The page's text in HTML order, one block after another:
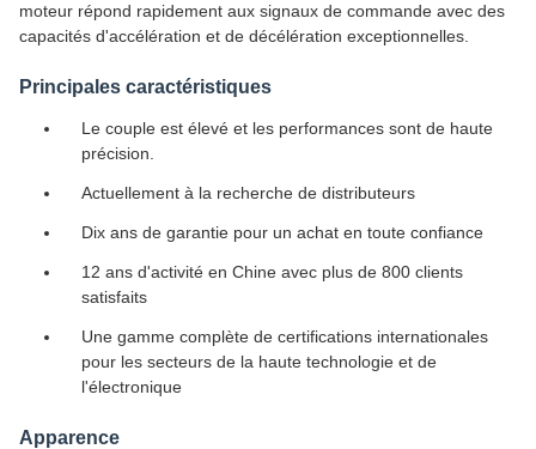
moteur répond rapidement aux signaux de commande avec des
capacités d'accélération et de décélération exceptionnelles.
Principales caractéristiques
Le couple est élevé et les performances sont de haute
précision.
Actuellement à la recherche de distributeurs
Dix ans de garantie pour un achat en toute confiance
12 ans d'activité en Chine avec plus de 800 clients
satisfaits
Une gamme complète de certifications internationales
pour les secteurs de la haute technologie et de
l'électronique
Apparence